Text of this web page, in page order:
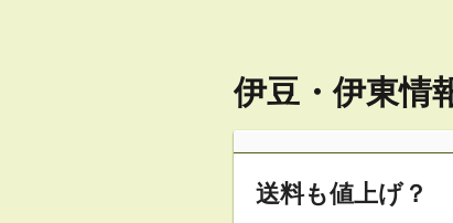
伊豆・伊東情
送料も値上げ？